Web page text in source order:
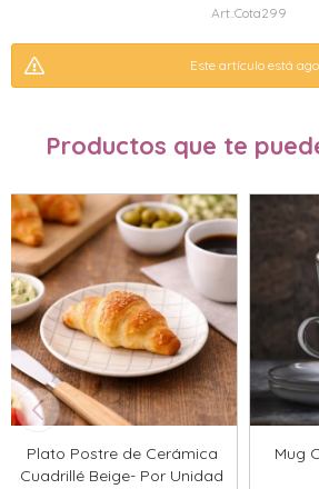
Cota299
Este artículo está
Productos que te
Plato Postre de Cerámica
Cuadrillé Beige- Por Unidad
Mug